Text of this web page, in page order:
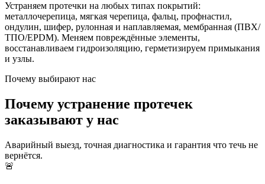
Устраняем протечки на любых типах покрытий:
металлочерепица, мягкая черепица, фальц, профнастил,
ондулин, шифер, рулонная и наплавляемая, мембранная (ПВХ/
ТПО/EPDM). Меняем повреждённые элементы,
восстанавливаем гидроизоляцию, герметизируем примыкания
и узлы.
Почему выбирают нас
Почему устранение протечек
заказывают у нас
Аварийный выезд, точная диагностика и гарантия что течь не
вернётся.
🚨